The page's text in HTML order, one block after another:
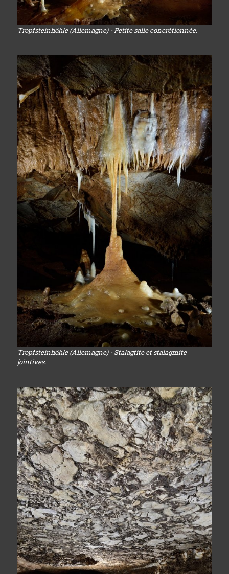
Tropfsteinhöhle (Allemagne) - Petite salle concrétionnée.
Tropfsteinhöhle (Allemagne) - Stalagtite et stalagmite
jointives.